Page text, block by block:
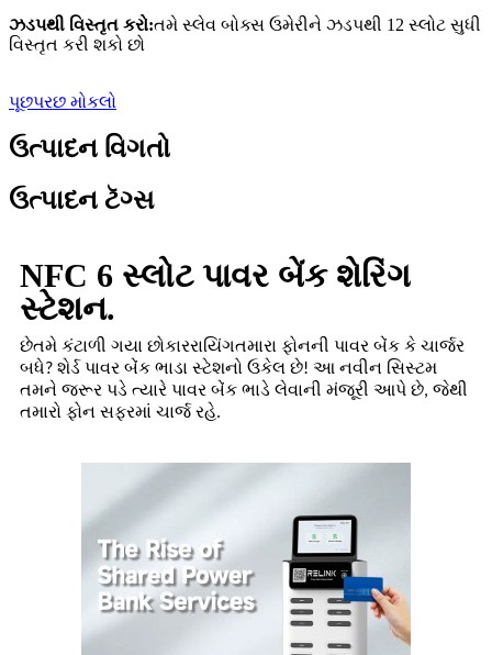
ઝડપથી વિસ્તૃત કરો:તમે સ્લેવ બોક્સ ઉમેરીને ઝડપથી 12 સ્લોટ સુધી
વિસ્તૃત કરી શકો છો
પૂછપરછ મોકલો
ઉત્પાદન વિગતો
ઉત્પાદન ટૅગ્સ
NFC 6 સ્લોટ પાવર બેંક શેરિંગ
સ્ટેશન.
છેતમે કંટાળી ગયા છોકારરાયિંગતમારા ફોનની પાવર બેંક કે ચાર્જર
બધે? શેર્ડ પાવર બેંક ભાડા સ્ટેશનો ઉકેલ છે! આ નવીન સિસ્ટમ
તમને જરૂર પડે ત્યારે પાવર બેંક ભાડે લેવાની મંજૂરી આપે છે, જેથી
તમારો ફોન સફરમાં ચાર્જ રહે.